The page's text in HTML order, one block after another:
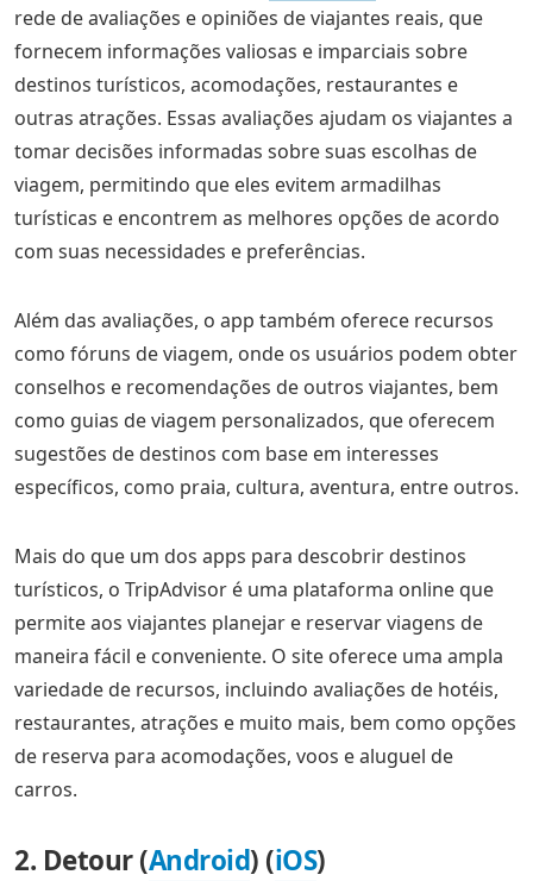
rede de avaliações e opiniões de viajantes reais, que
fornecem informações valiosas e imparciais sobre
destinos turísticos, acomodações, restaurantes e
outras atrações. Essas avaliações ajudam os viajantes a
tomar decisões informadas sobre suas escolhas de
viagem, permitindo que eles evitem armadilhas
turísticas e encontrem as melhores opções de acordo
com suas necessidades e preferências.
Além das avaliações, o app também oferece recursos
como fóruns de viagem, onde os usuários podem obter
conselhos e recomendações de outros viajantes, bem
como guias de viagem personalizados, que oferecem
sugestões de destinos com base em interesses
específicos, como praia, cultura, aventura, entre outros.
Mais do que um dos apps para descobrir destinos
turísticos, o TripAdvisor é uma plataforma online que
permite aos viajantes planejar e reservar viagens de
maneira fácil e conveniente. O site oferece uma ampla
variedade de recursos, incluindo avaliações de hotéis,
restaurantes, atrações e muito mais, bem como opções
de reserva para acomodações, voos e aluguel de
carros.
2. Detour (Android) (iOS)